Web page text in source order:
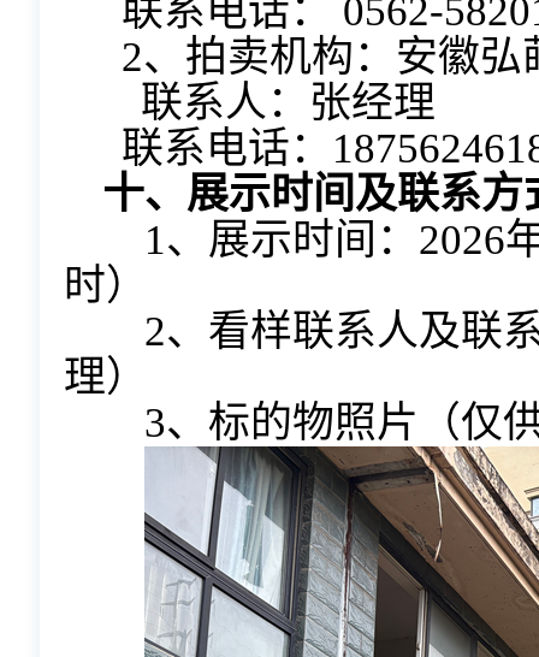
联系电话： 0562-
2、拍卖机构：安徽
联系人：张经理
联系电话：
十、展示时间及联系方
1、展示时间：2026
时）
2、看样联系人及联
理）
3、标的物照片（仅